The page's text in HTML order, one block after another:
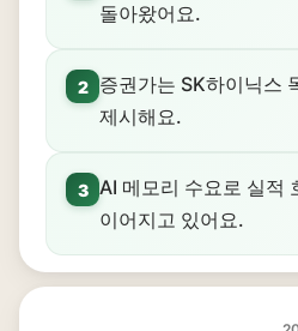
돌아왔어요.
2
증권가는 SK하이닉스
제시해요.
3 AI 메모리 수요로 실적
이어지고 있어요.